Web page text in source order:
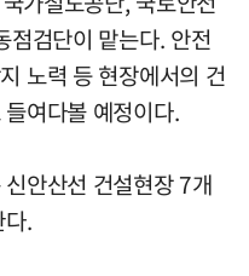
점검단이 맡는다. 안전
노력 등 현장에서의 건
여다볼 예정이다.
안산선 건설현장 7개
.